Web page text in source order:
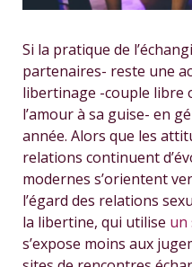
Si la pratique de
partenaires- reste une
libertinage -couple libre
l’amour à sa guise- en
année. Alors que les
relations continuent
modernes s’orientent
l’égard des relations
la libertine, qui utilise un
s’expose moins aux